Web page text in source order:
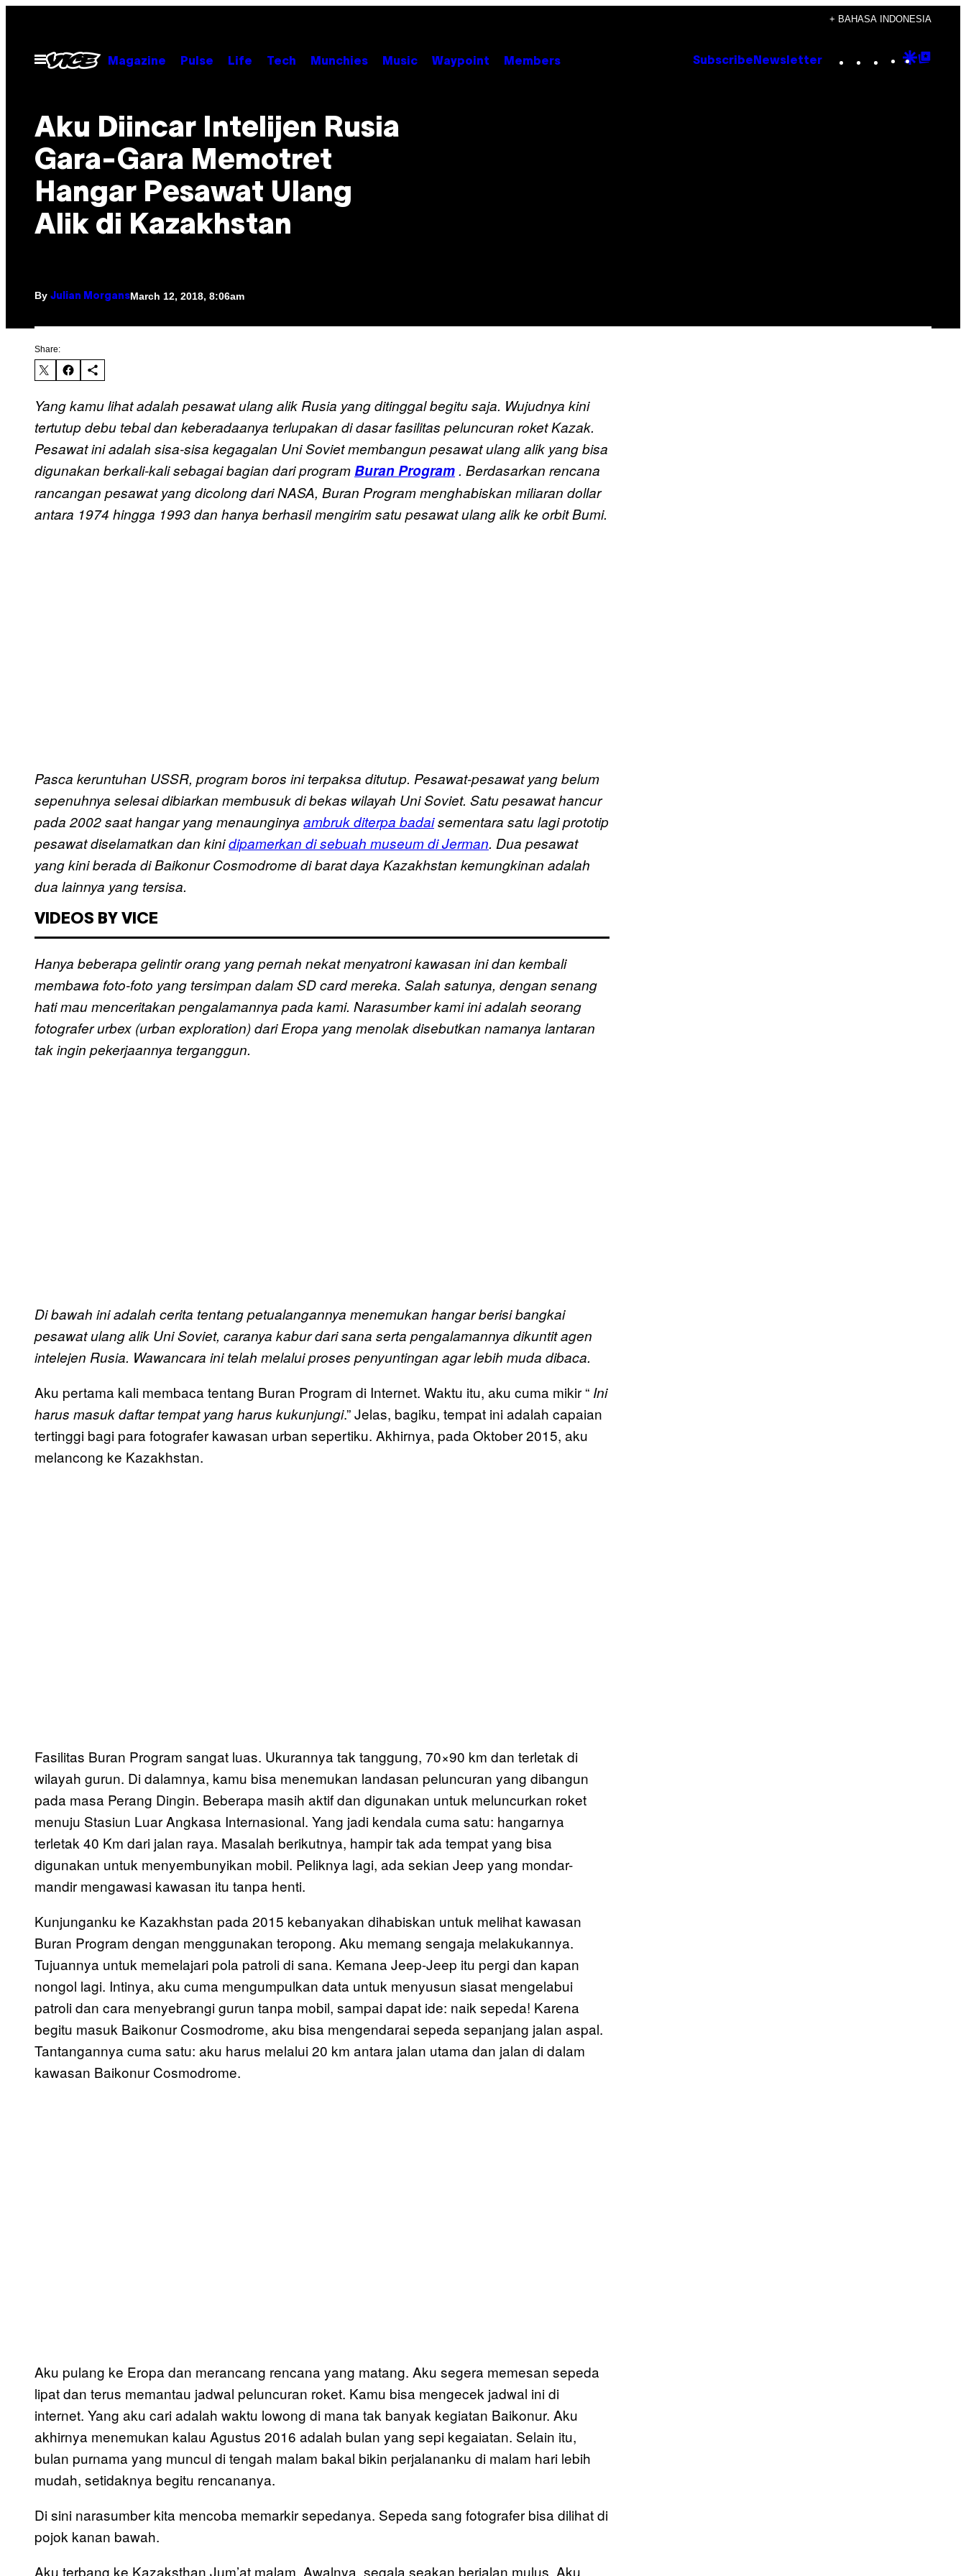
content
+ BAHASA INDONESIA
Open
Menu
Magazine Pulse Life Tech Munchies Music Waypoint Members Subscribe Newsletter Instagram
TikTok
YouTube
Google
Aku Diincar Intelijen Rusia
Gara-Gara Memotret
Hangar Pesawat Ulang
Alik di Kazakhstan
By Julian MorgansMarch 12, 2018, 8:06am
Share:
Yang kamu lihat adalah pesawat ulang alik Rusia yang ditinggal begitu saja. Wujudnya kini
tertutup debu tebal dan keberadaanya terlupakan di dasar fasilitas peluncuran roket Kazak.
Pesawat ini adalah sisa-sisa kegagalan Uni Soviet membangun pesawat ulang alik yang bisa
digunakan berkali-kali sebagai bagian dari programBuran Program. Berdasarkan rencana
rancangan pesawat yang dicolong dari NASA, Buran Program menghabiskan miliaran dollar
antara 1974 hingga 1993 dan hanya berhasil mengirim satu pesawat ulang alik ke orbit Bumi.
Pasca keruntuhan USSR, program boros ini terpaksa ditutup. Pesawat-pesawat yang belum
sepenuhnya selesai dibiarkan membusuk di bekas wilayah Uni Soviet. Satu pesawat hancur
pada 2002 saat hangar yang menaunginya ambruk diterpa badaisementara satu lagi prototip
pesawat diselamatkan dan kinidipamerkan di sebuah museum di Jerman. Dua pesawat
yang kini berada di Baikonur Cosmodrome di barat daya Kazakhstan kemungkinan adalah
dua lainnya yang tersisa.
VIDEOS BY VICE
Hanya beberapa gelintir orang yang pernah nekat menyatroni kawasan ini dan kembali
membawa foto-foto yang tersimpan dalam SD card mereka. Salah satunya, dengan senang
hati mau menceritakan pengalamannya pada kami. Narasumber kami ini adalah seorang
fotografer urbex (urban exploration) dari Eropa yang menolak disebutkan namanya lantaran
tak ingin pekerjaannya terganggun.
Di bawah ini adalah cerita tentang petualangannya menemukan hangar berisi bangkai
pesawat ulang alik Uni Soviet, caranya kabur dari sana serta pengalamannya dikuntit agen
intelejen Rusia. Wawancara ini telah melalui proses penyuntingan agar lebih muda dibaca.
Aku pertama kali membaca tentang Buran Program di Internet. Waktu itu, aku cuma mikir “ Ini
harus masuk daftar tempat yang harus kukunjungi.” Jelas, bagiku, tempat ini adalah capaian
tertinggi bagi para fotografer kawasan urban sepertiku. Akhirnya, pada Oktober 2015, aku
melancong ke Kazakhstan.
Fasilitas Buran Program sangat luas. Ukurannya tak tanggung, 70×90 km dan terletak di
wilayah gurun. Di dalamnya, kamu bisa menemukan landasan peluncuran yang dibangun
pada masa Perang Dingin. Beberapa masih aktif dan digunakan untuk meluncurkan roket
menuju Stasiun Luar Angkasa Internasional. Yang jadi kendala cuma satu: hangarnya
terletak 40 Km dari jalan raya. Masalah berikutnya, hampir tak ada tempat yang bisa
digunakan untuk menyembunyikan mobil. Peliknya lagi, ada sekian Jeep yang mondar-
mandir mengawasi kawasan itu tanpa henti.
Kunjunganku ke Kazakhstan pada 2015 kebanyakan dihabiskan untuk melihat kawasan
Buran Program dengan menggunakan teropong. Aku memang sengaja melakukannya.
Tujuannya untuk memelajari pola patroli di sana. Kemana Jeep-Jeep itu pergi dan kapan
nongol lagi. Intinya, aku cuma mengumpulkan data untuk menyusun siasat mengelabui
patroli dan cara menyebrangi gurun tanpa mobil, sampai dapat ide: naik sepeda! Karena
begitu masuk Baikonur Cosmodrome, aku bisa mengendarai sepeda sepanjang jalan aspal.
Tantangannya cuma satu: aku harus melalui 20 km antara jalan utama dan jalan di dalam
kawasan Baikonur Cosmodrome.
Aku pulang ke Eropa dan merancang rencana yang matang. Aku segera memesan sepeda
lipat dan terus memantau jadwal peluncuran roket. Kamu bisa mengecek jadwal ini di
internet. Yang aku cari adalah waktu lowong di mana tak banyak kegiatan Baikonur. Aku
akhirnya menemukan kalau Agustus 2016 adalah bulan yang sepi kegaiatan. Selain itu,
bulan purnama yang muncul di tengah malam bakal bikin perjalananku di malam hari lebih
mudah, setidaknya begitu rencananya.
Di sini narasumber kita mencoba memarkir sepedanya. Sepeda sang fotografer bisa dilihat di
pojok kanan bawah.
Aku terbang ke Kazaksthan Jum’at malam. Awalnya, segala seakan berjalan mulus. Aku